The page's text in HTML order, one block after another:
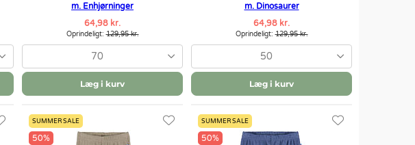
m. Enhjørninger
64,98 kr.
Oprindeligt:129,95 kr.
70
Læg i kurv
m. Dinosaurer
64,98 kr.
Oprindeligt:129,95 kr.
50
Læg i kurv
SUMMER SALE
50%
SUMMER SALE
50%